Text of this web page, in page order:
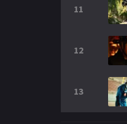
11
12
13